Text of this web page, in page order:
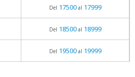
Del 17500al 17999
Del 18500al 18999
Del 19500al 19999